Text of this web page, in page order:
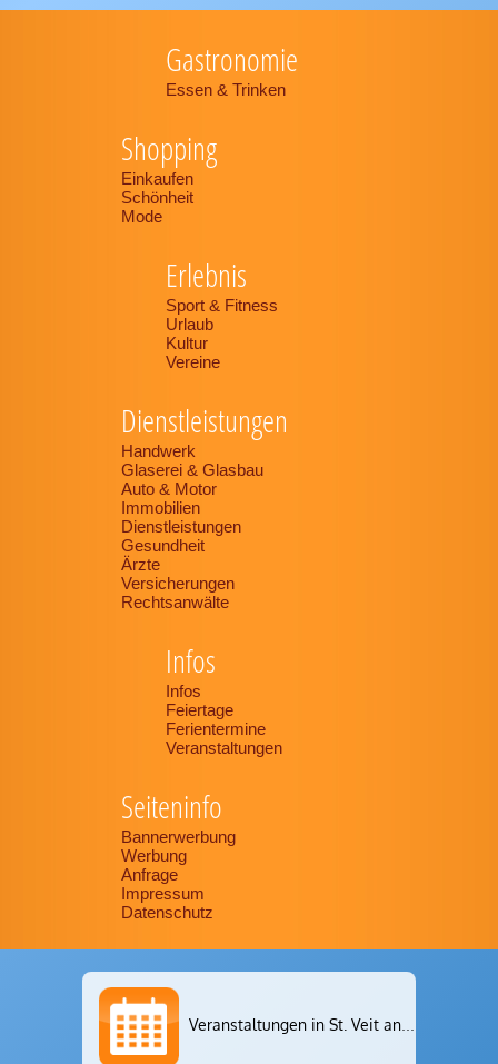
Gastronomie
Essen & Trinken
Shopping
Einkaufen
Schönheit
Mode
Erlebnis
Sport & Fitness
Urlaub
Kultur
Vereine
Dienstleistungen
Handwerk
Glaserei & Glasbau
Auto & Motor
Immobilien
Dienstleistungen
Gesundheit
Ärzte
Versicherungen
Rechtsanwälte
Infos
Infos
Feiertage
Ferientermine
Veranstaltungen
Seiteninfo
Bannerwerbung
Werbung
Anfrage
Impressum
Datenschutz
Veranstaltungen in St. Veit an der Glan